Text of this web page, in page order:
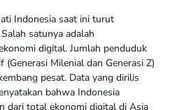
Indonesia saat ini turut
satunya adalah
digital. Jumlah penduduk
Milenial dan Generasi Z)
pesat. Data yang dirilis
bahwa Indonesia
dari total ekonomi digital di Asia